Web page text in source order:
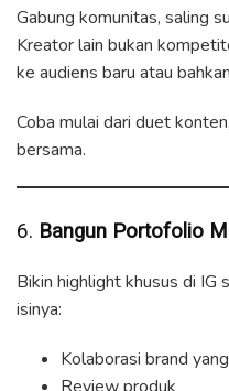
Gabung komunitas, saling
Kreator lain bukan
ke audiens baru atau
Coba mulai dari duet
bersama.
6. Bangun Portofolio
Bikin highlight khusus di
isinya:
Kolaborasi brand